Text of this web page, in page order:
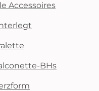
Accessoires
BHs